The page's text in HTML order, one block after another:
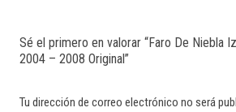
Sé el primero en valorar “Faro De Niebla
2004 – 2008 Original”
Tu dirección de correo electrónico no será